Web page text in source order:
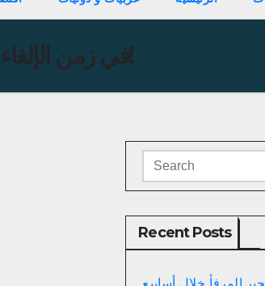
في زمن الإلغاء… “أعياد بيروت” يختار المقاومة بالفن والحياة.. وبيبقى لبنان!
Recent Posts
المرفأ خلال أسابيع